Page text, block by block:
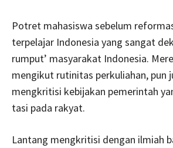
Potret mahasiswa sebelum
terpe­lajar In­donesia yang sangat
rumput’ masyarakat Indonesia.
mengikut rutinitas perkulia­han, pun
mengkritisi ke­bijakan pemerin­tah
tasi pada rakyat.
Lantang mengkritisi de­ngan ilmiah